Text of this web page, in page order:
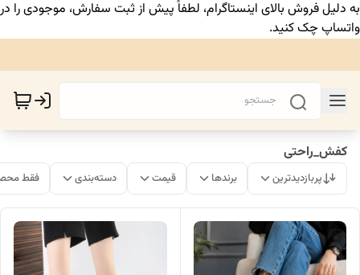
به دلیل فروش بالای اینستاگرام، لطفاً پیش از ثبت سفارش، موجودی را در
واتساپ چک کنید.
کفش_راحتی
پربازدیدترین برندها قیمت دسته‌بندی فقط